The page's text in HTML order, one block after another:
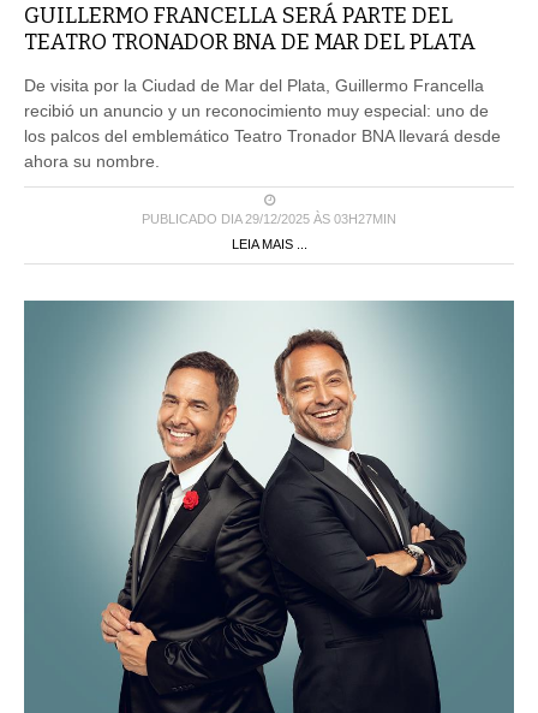
GUILLERMO FRANCELLA SERÁ PARTE DEL
TEATRO TRONADOR BNA DE MAR DEL PLATA
De visita por la Ciudad de Mar del Plata, Guillermo Francella
recibió un anuncio y un reconocimiento muy especial: uno de
los palcos del emblemático Teatro Tronador BNA llevará desde
ahora su nombre.
PUBLICADO DIA 29/12/2025 ÀS 03H27MIN
LEIA MAIS ...